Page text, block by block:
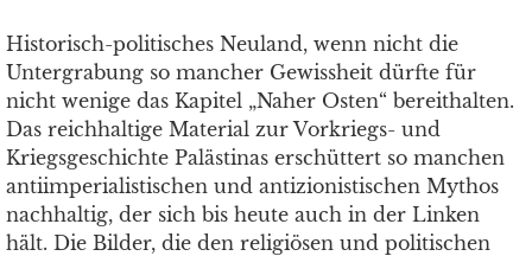
Historisch-politisches Neuland, wenn nicht die
Untergrabung so mancher Gewissheit dürfte für
nicht wenige das Kapitel „Naher Osten“ bereithalten.
Das reichhaltige Material zur Vorkriegs- und
Kriegsgeschichte Palästinas erschüttert so manchen
antiimperialistischen und antizionistischen Mythos
nachhaltig, der sich bis heute auch in der Linken
hält. Die Bilder, die den religiösen und politischen